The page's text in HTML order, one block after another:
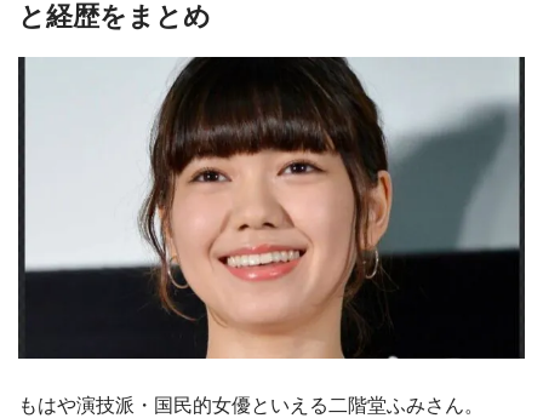
と経歴をまとめ
もはや演技派・国民的女優といえる二階堂ふみさん。